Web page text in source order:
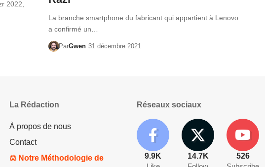
2022,
La branche smartphone du fabricant qui appartient à Lenovo
a confirmé un…
ParGwen 31 décembre 2021
La Rédaction
À propos de nous
Contact
⚖️ Notre Méthodologie de
Réseaux sociaux
9.9K 14.7K 526